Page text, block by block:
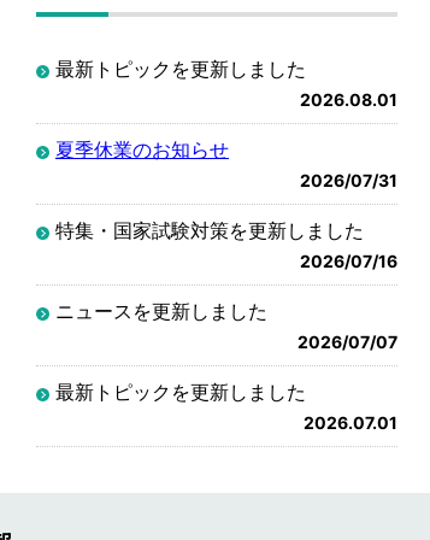
最新トピックを更新しました
2026.08.01
夏季休業のお知らせ
2026/07/31
特集・国家試験対策を更新しました
2026/07/16
ニュースを更新しました
2026/07/07
最新トピックを更新しました
2026.07.01